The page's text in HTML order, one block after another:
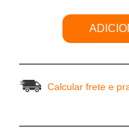
Calcular frete e